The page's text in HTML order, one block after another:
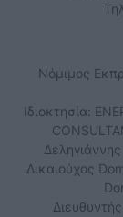
Νόμιμος
Ιδιοκτησία:
Δικαιούχος